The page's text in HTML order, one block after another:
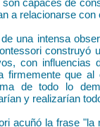
son capaces de
a relacionarse con
una intensa
construyó
con influencias
firmemente que al
de todo lo
y realizarían
acuñó la frase "la